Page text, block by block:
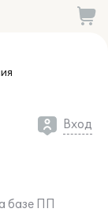
Вход
базе ПП